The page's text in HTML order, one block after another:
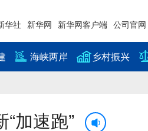
华社 新华网 新华网客户端 公司官网
海峡两岸 乡村振兴
加速跑”